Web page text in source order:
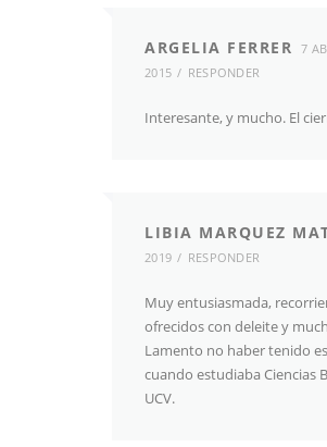
ARGELIA FERRER
7
2015
RESPONDER
Interesante, y mucho. El
LIBIA MARQUEZ
2019
RESPONDER
Muy entusiasmada,
ofrecidos con deleite y
Lamento no haber tenido
cuando estudiaba Ciencias
UCV.